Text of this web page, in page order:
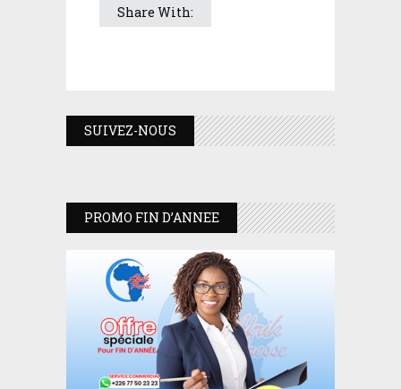
Share With:
SUIVEZ-NOUS
PROMO FIN D’ANNEE